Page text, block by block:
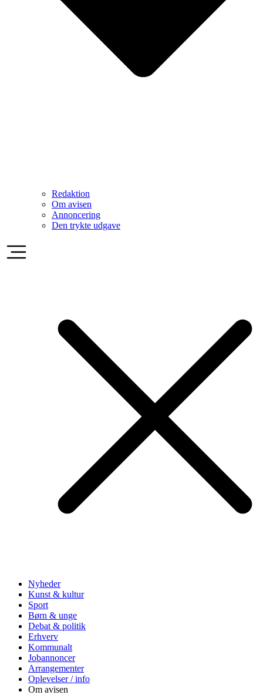
Redaktion
Om avisen
Annoncering
Den trykte udgave
Nyheder
Kunst & kultur
Sport
Børn & unge
Debat & politik
Erhverv
Kommunalt
Jobannoncer
Arrangementer
Oplevelser / info
Om avisen